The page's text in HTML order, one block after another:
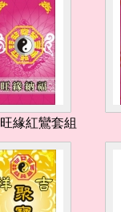
旺緣紅鸞套組